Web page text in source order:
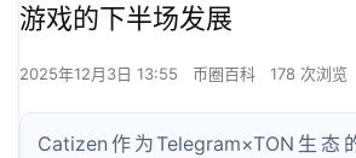
游戏的下半场发展
2025年12月3日 13:55 币圈百科 178 次浏览
Catizen作为Telegram×TON生态